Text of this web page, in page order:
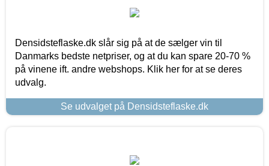
Densidsteflaske.dk slår sig på at de sælger vin til
Danmarks bedste netpriser, og at du kan spare 20-70 %
på vinene ift. andre webshops. Klik her for at se deres
udvalg.
Se udvalget på Densidsteflaske.dk